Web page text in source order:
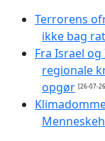
Terrorens
ikke bag
Fra Israel
regionale
opgør [26-07-